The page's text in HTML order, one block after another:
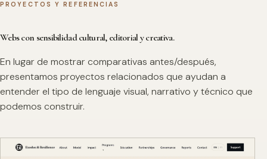
PROYECTOS Y REFERENCIAS
Webs con sensibilidad cultural, editorial y creativa.
En lugar de mostrar comparativas antes/después,
presentamos proyectos relacionados que ayudan a
entender el tipo de lenguaje visual, narrativo y técnico que
podemos construir.